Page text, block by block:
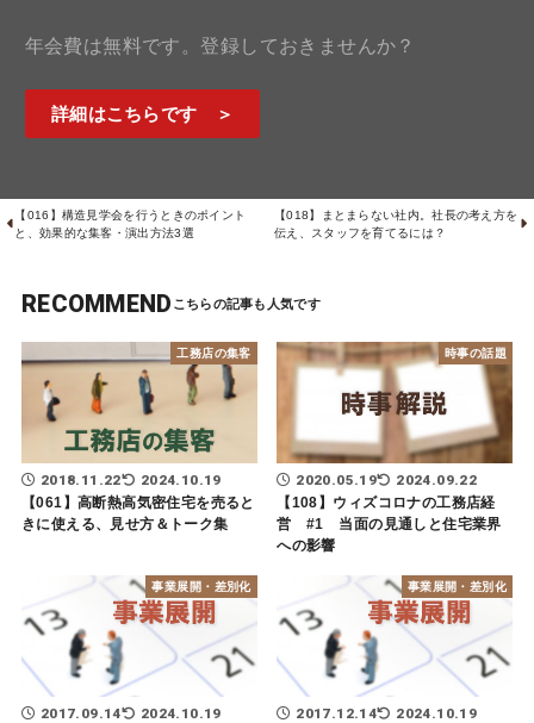
年会費は無料です。登録しておきませんか？
詳細はこちらです ＞
【018】まとまらない社内。社長の考え方を
伝え、スタッフを育てるには？
【016】構造見学会を行うときのポイント
と、効果的な集客・演出方法3選
RECOMMEND
工務店の集客
2018.11.22
2024.10.19
【061】高断熱高気密住宅を売ると
きに使える、見せ方＆トーク集
時事の話題
2020.05.19
2024.09.22
【108】ウィズコロナの工務店経
営 #1 当面の見通しと住宅業界
への影響
事業展開・差別化
2017.09.14 2024.10.19
事業展開・差別化
2017.12.14 2024.10.19